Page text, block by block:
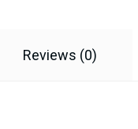
Reviews (0)